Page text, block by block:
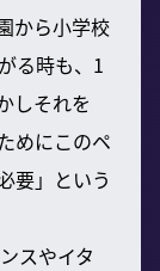
から小学校
る時も、1
しそれを
めにこのペ
要」という
スやイタ